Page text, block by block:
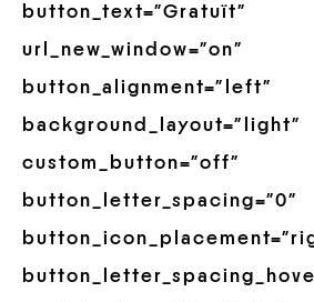
button_text=”Gratuït”
url_new_window=”on”
button_alignment=”left”
background_layout=”light”
custom_button=”off”
button_letter_spacing=”0″